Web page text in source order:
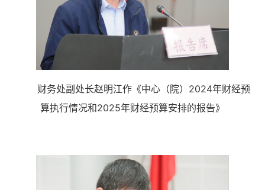
财务处副处长赵明江作《中心（院）2024年财经预
算执行情况和2025年财经预算安排的报告》